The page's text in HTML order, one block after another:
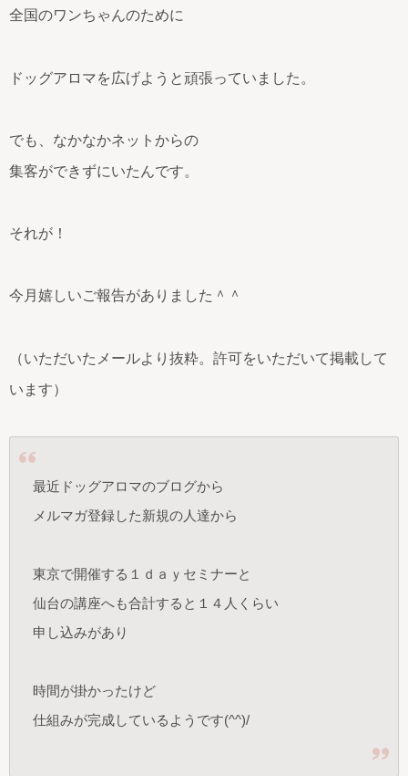
全国のワンちゃんのために
ドッグアロマを広げようと頑張っていました。
でも、なかなかネットからの
集客ができずにいたんです。
それが！
今月嬉しいご報告がありました＾＾
（いただいたメールより抜粋。許可をいただいて掲載して
います）
最近ドッグアロマのブログから
メルマガ登録した新規の人達から
東京で開催する１ｄａｙセミナーと
仙台の講座へも合計すると１４人くらい
申し込みがあり
時間が掛かったけど
仕組みが完成しているようです(^^)/